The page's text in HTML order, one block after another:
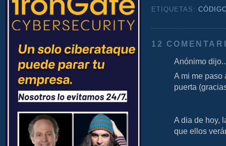
ETIQUETAS:
12
Anónimo
A mi me paso
puerta
A dia de hoy,
que ellos